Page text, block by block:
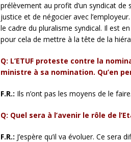
prélèvement au profit d’un syndicat
justice et de négocier avec
le cadre du pluralisme syndical. Il est
pour cela de mettre à la tête de la
Q: L’ETUF proteste contre la
ministre à sa nomination. Qu’en
F.R.: Ils n’ont pas les moyens de le faire.
Q: Quel sera à l’avenir le rôle de
F.R.: J’espère qu’il va évoluer. Ce